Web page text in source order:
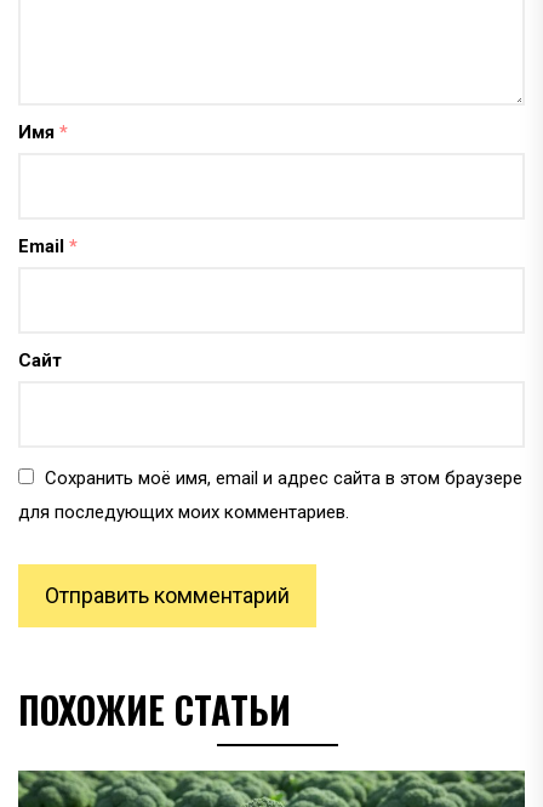
Имя *
Email *
Сайт
Сохранить моё имя, email и адрес сайта в этом браузере
для последующих моих комментариев.
ПОХОЖИЕ СТАТЬИ